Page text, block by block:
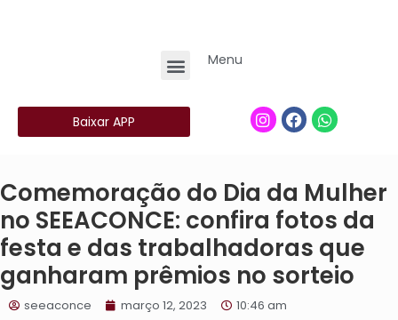
Menu
Baixar APP
Comemoração do Dia da Mulher
no SEEACONCE: confira fotos da
festa e das trabalhadoras que
ganharam prêmios no sorteio
seeaconce março 12, 2023 10:46 am